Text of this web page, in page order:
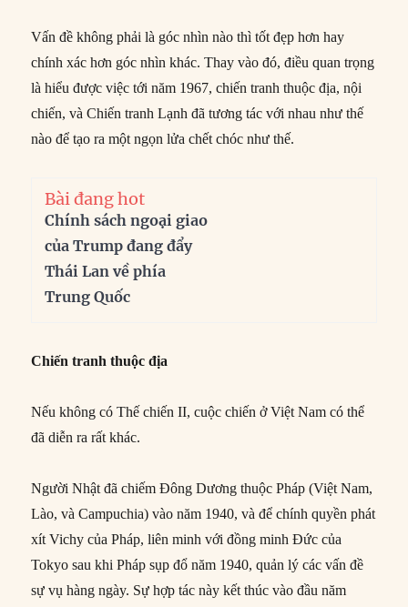
Vấn đề không phải là góc nhìn nào thì tốt đẹp hơn hay
chính xác hơn góc nhìn khác. Thay vào đó, điều quan trọng
là hiểu được việc tới năm 1967, chiến tranh thuộc địa, nội
chiến, và Chiến tranh Lạnh đã tương tác với nhau như thế
nào để tạo ra một ngọn lửa chết chóc như thế.
Bài đang hot
Chính sách ngoại giao
của Trump đang đẩy
Thái Lan về phía
Trung Quốc
Chiến tranh thuộc địa
Nếu không có Thế chiến II, cuộc chiến ở Việt Nam có thể
đã diễn ra rất khác.
Người Nhật đã chiếm Đông Dương thuộc Pháp (Việt Nam,
Lào, và Campuchia) vào năm 1940, và để chính quyền phát
xít Vichy của Pháp, liên minh với đồng minh Đức của
Tokyo sau khi Pháp sụp đổ năm 1940, quản lý các vấn đề
sự vụ hàng ngày. Sự hợp tác này kết thúc vào đầu năm